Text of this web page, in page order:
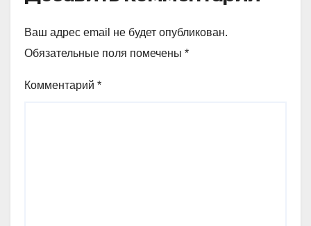
Ваш адрес email не будет опубликован.
Обязательные поля помечены *
Комментарий *